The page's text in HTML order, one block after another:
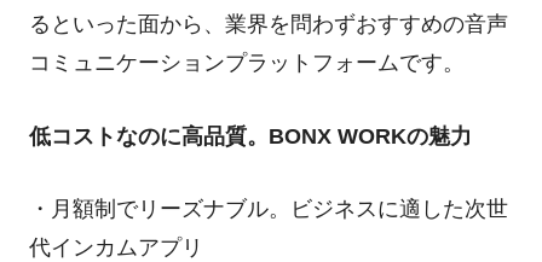
るといった面から、業界を問わずおすすめの音声
コミュニケーションプラットフォームです。
低コストなのに高品質。BONX WORKの魅力
・月額制でリーズナブル。ビジネスに適した次世
代インカムアプリ